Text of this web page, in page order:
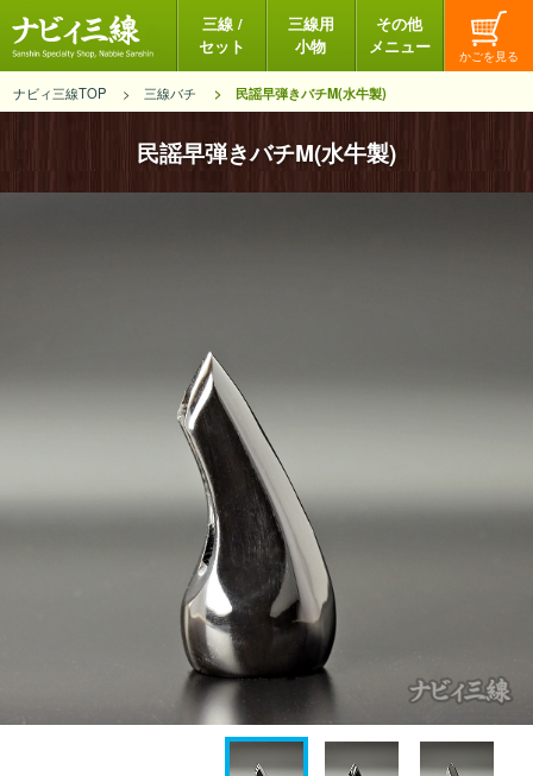
三線 /
セット
三線用
小物
その他
メニュー
ナビィ三線TOP 三線バチ 民謡早弾きバチM(水牛製)
民謡早弾きバチM(水牛製)